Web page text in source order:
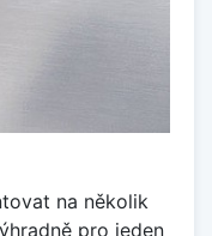
na několik
pro jeden